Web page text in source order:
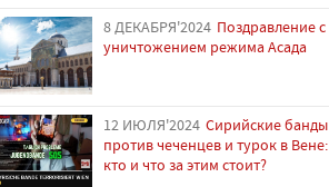
8 ДЕКАБРЯ'2024 Поздравление с
уничтожением режима Асада
12 ИЮЛЯ'2024 Сирийские банды
против чеченцев и турок в Вене:
кто и что за этим стоит?